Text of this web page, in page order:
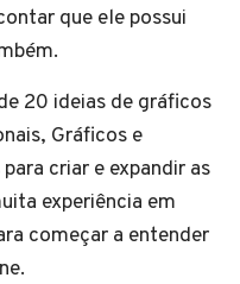
que ele possui
20 ideias de gráficos
Gráficos e
criar e expandir as
experiência em
começar a entender